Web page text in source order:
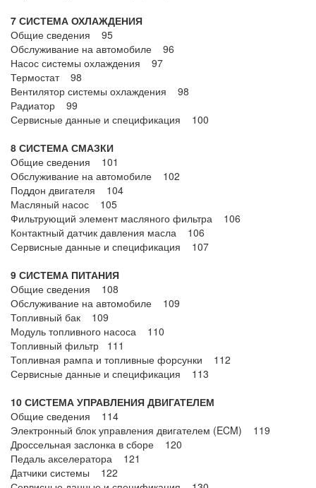
7 СИСТЕМА ОХЛАЖДЕНИЯ
Общие сведения 95
Обслуживание на автомобиле 96
Насос системы охлаждения 97
Термостат 98
Вентилятор системы охлаждения 98
Радиатор 99
Сервисные данные и спецификация 100
8 СИСТЕМА СМАЗКИ
Общие сведения 101
Обслуживание на автомобиле 102
Поддон двигателя 104
Масляный насос 105
Фильтрующий элемент масляного фильтра 106
Контактный датчик давления масла 106
Сервисные данные и спецификация 107
9 СИСТЕМА ПИТАНИЯ
Общие сведения 108
Обслуживание на автомобиле 109
Топливный бак 109
Модуль топливного насоса 110
Топливный фильтр 111
Топливная рампа и топливные форсунки 112
Сервисные данные и спецификация 113
10 СИСТЕМА УПРАВЛЕНИЯ ДВИГАТЕЛЕМ
Общие сведения 114
Электронный блок управления двигателем (ECM) 119
Дроссельная заслонка в сборе 120
Педаль акселератора 121
Датчики системы 122